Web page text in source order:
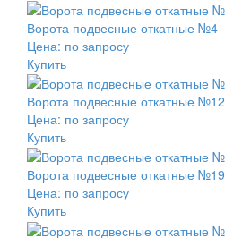
Ворота подвесные откатные №4
Цена: по запросу
Купить
Ворота подвесные откатные №12
Цена: по запросу
Купить
Ворота подвесные откатные №19
Цена: по запросу
Купить